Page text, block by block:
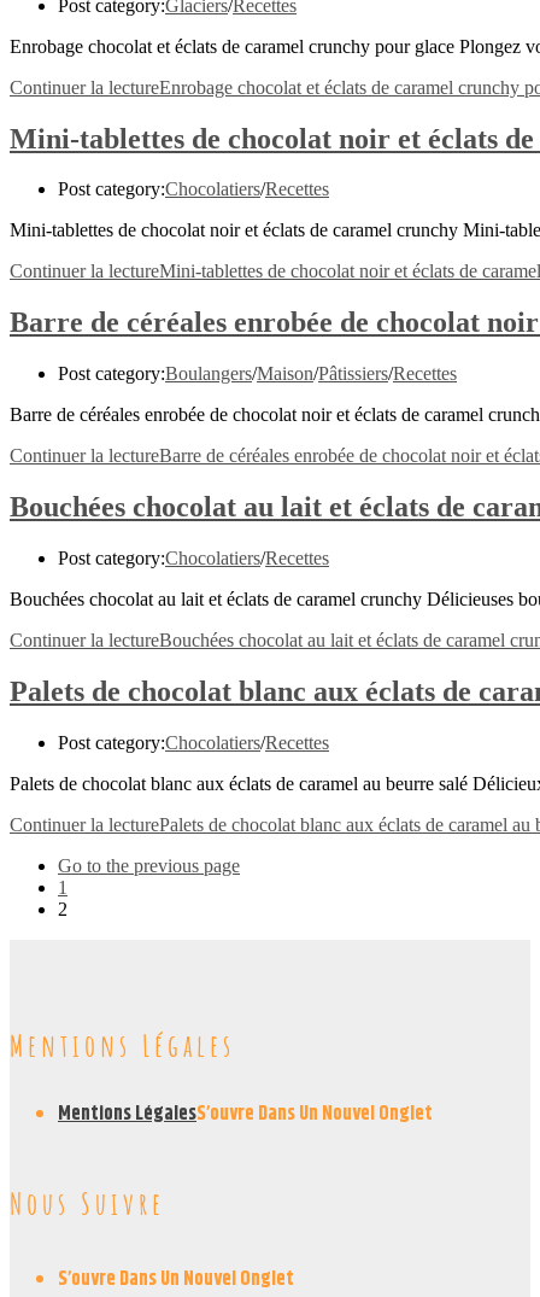
Post category:Glaciers/Recettes
Enrobage chocolat et éclats de caramel crunchy pour glace
Continuer la lectureEnrobage chocolat et éclats de caramel crunchy
Mini-tablettes de chocolat noir et éclats
Post category:Chocolatiers/Recettes
Mini-tablettes de chocolat noir et éclats de caramel crunchy Mini-
Continuer la lectureMini-tablettes de chocolat noir et éclats de
Barre de céréales enrobée de chocolat
Post category:Boulangers/Maison/Pâtissiers/Recettes
Barre de céréales enrobée de chocolat noir et éclats de caramel
Continuer la lectureBarre de céréales enrobée de chocolat noir et
Bouchées chocolat au lait et éclats de
Post category:Chocolatiers/Recettes
Bouchées chocolat au lait et éclats de caramel crunchy Délicieuses
Continuer la lectureBouchées chocolat au lait et éclats de caramel
Palets de chocolat blanc aux éclats de
Post category:Chocolatiers/Recettes
Palets de chocolat blanc aux éclats de caramel au beurre salé
Continuer la lecturePalets de chocolat blanc aux éclats de caramel au
Go to the previous page
1
2
Mentions Légales
Mentions LégalesS’ouvre Dans Un Nouvel Onglet
Nous Suivre
S’ouvre Dans Un Nouvel Onglet